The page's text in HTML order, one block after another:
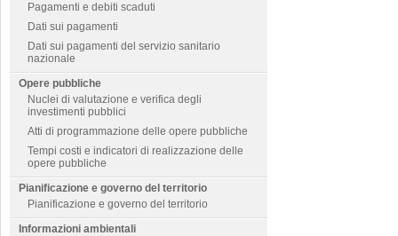
Pagamenti e debiti scaduti
Dati sui pagamenti
Dati sui pagamenti del servizio sanitario
nazionale
Opere pubbliche
Nuclei di valutazione e verifica degli
investimenti pubblici
Atti di programmazione delle opere pubbliche
Tempi costi e indicatori di realizzazione delle
opere pubbliche
Pianificazione e governo del territorio
Pianificazione e governo del territorio
Informazioni ambientali